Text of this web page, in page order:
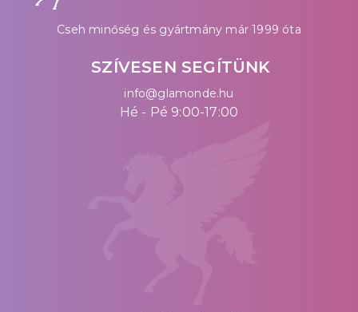
Cseh minőség és gyártmány már 1999 óta
SZÍVESEN SEGÍTÜNK
info@glamonde.hu
Hé - Pé 9:00-17:00